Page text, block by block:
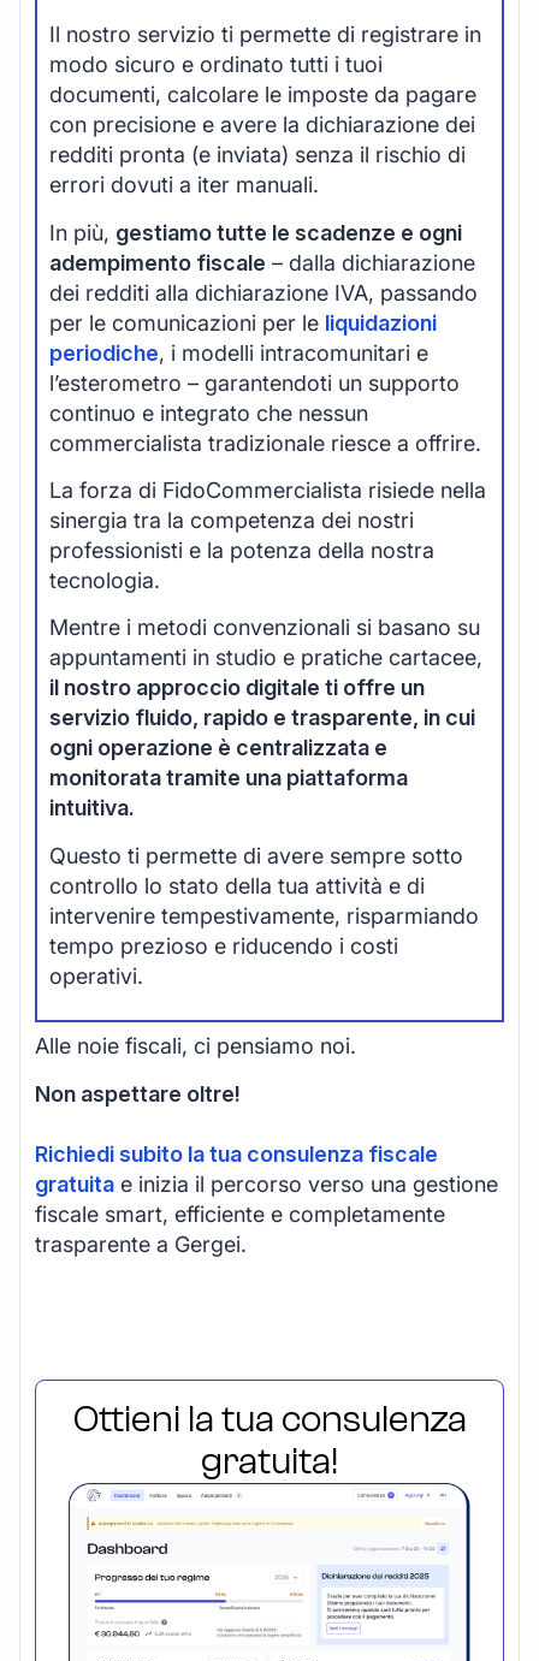
Il nostro servizio ti permette di registrare in
modo sicuro e ordinato tutti i tuoi
documenti, calcolare le imposte da pagare
con precisione e avere la dichiarazione dei
redditi pronta (e inviata) senza il rischio di
errori dovuti a iter manuali.
In più, gestiamo tutte le scadenze e ogni
adempimento fiscale – dalla dichiarazione
dei redditi alla dichiarazione IVA, passando
per le comunicazioni per le liquidazioni
periodiche, i modelli intracomunitari e
l’esterometro – garantendoti un supporto
continuo e integrato che nessun
commercialista tradizionale riesce a offrire.
La forza di FidoCommercialista risiede nella
sinergia tra la competenza dei nostri
professionisti e la potenza della nostra
tecnologia.
Mentre i metodi convenzionali si basano su
appuntamenti in studio e pratiche cartacee,
il nostro approccio digitale ti offre un
servizio fluido, rapido e trasparente, in cui
ogni operazione è centralizzata e
monitorata tramite una piattaforma
intuitiva.
Questo ti permette di avere sempre sotto
controllo lo stato della tua attività e di
intervenire tempestivamente, risparmiando
tempo prezioso e riducendo i costi
operativi.
Alle noie fiscali, ci pensiamo noi.
Non aspettare oltre!
Richiedi subito la tua consulenza fiscale
gratuita e inizia il percorso verso una gestione
fiscale smart, efficiente e completamente
trasparente a Gergei.
Ottieni la tua consulenza
gratuita!